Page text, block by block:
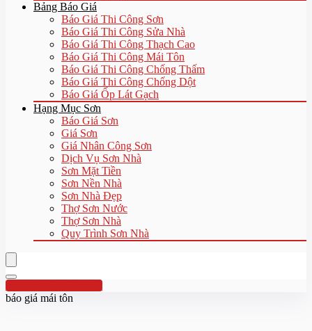
Bảng Báo Giá
Báo Giá Thi Công Sơn
Báo Giá Thi Công Sửa Nhà
Báo Giá Thi Công Thạch Cao
Báo Giá Thi Công Mái Tôn
Báo Giá Thi Công Chống Thấm
Báo Giá Thi Công Chống Dột
Báo Giá Ốp Lát Gạch
Hạng Mục Sơn
Báo Giá Sơn
Giá Sơn
Giá Nhân Công Sơn
Dịch Vụ Sơn Nhà
Sơn Mặt Tiền
Sơn Nền Nhà
Sơn Nhà Đẹp
Thợ Sơn Nước
Thợ Sơn Nhà
Quy Trình Sơn Nhà
Hotline:0961 894 472
báo giá mái tôn